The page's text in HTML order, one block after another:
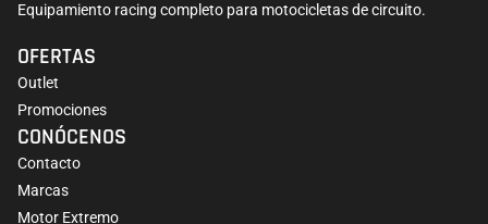
Equipamiento racing completo para motocicletas de circuito.
OFERTAS
Outlet
Promociones
CONÓCENOS
Contacto
Marcas
Motor Extremo